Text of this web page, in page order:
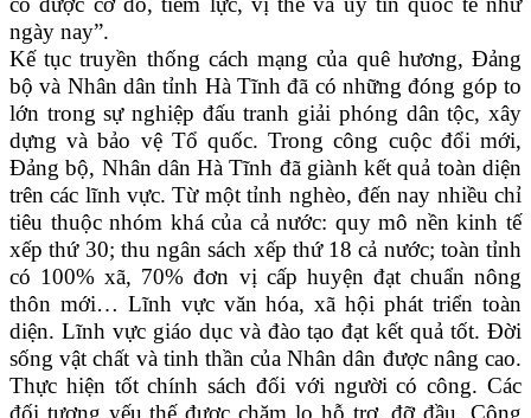
ngày nay”.
Kế tục truyền thống cách mạng của quê hương, Đảng
bộ và Nhân dân tỉnh Hà Tĩnh đã có những đóng góp to
lớn trong sự nghiệp đấu tranh giải phóng dân tộc, xây
dựng và bảo vệ Tổ quốc. Trong công cuộc đổi mới,
Đảng bộ, Nhân dân Hà Tĩnh đã giành kết quả toàn diện
trên các lĩnh vực. Từ một tỉnh nghèo, đến nay nhiều chỉ
tiêu thuộc nhóm khá của cả nước: quy mô nền kinh tế
xếp thứ 30; thu ngân sách xếp thứ 18 cả nước; toàn tỉnh
có 100% xã, 70% đơn vị cấp huyện đạt chuẩn nông
thôn mới… Lĩnh vực văn hóa, xã hội phát triển toàn
diện. Lĩnh vực giáo dục và đào tạo đạt kết quả tốt. Đời
sống vật chất và tinh thần của Nhân dân được nâng cao.
Thực hiện tốt chính sách đối với người có công. Các